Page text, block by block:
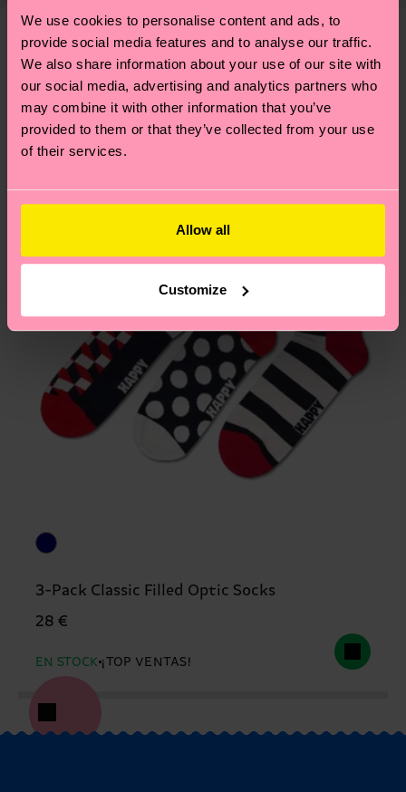
We use cookies to personalise content and ads, to
provide social media features and to analyse our traffic.
We also share information about your use of our site with
our social media, advertising and analytics partners who
may combine it with other information that you’ve
provided to them or that they’ve collected from your use
of their services.
Allow all
Customize
de sostenibilidad.
tiempo exacto puede variar según el servicio
postal local.
¿Tienes dudas sobre las devoluciones? Visita
nuestra página de Devolucionespara ver las
respuestas a las preguntas más frecuentes.
Creemos que te va a encantar Diseños parecidos
3-Pack Classic Filled Optic Socks
28 €
EN STOCK ¡TOP VENTAS!